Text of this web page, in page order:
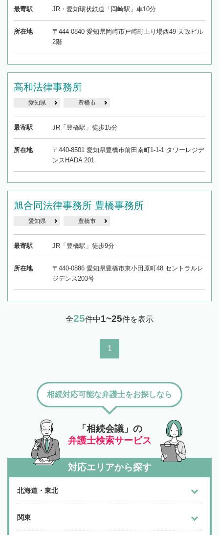
最寄駅 JR・愛知環状鉄道「岡崎駅」車10分
所在地
〒444-0840 愛知県岡崎市戸崎町上り場西49 天政ビル
2階
高和法律事務所
愛知県 豊橋市
最寄駅 JR「豊橋駅」徒歩15分
所在地
〒440-8501 愛知県豊橋市前田南町1-1-1 タワーレジデ
ンスHADA 201
旭合同法律事務所 豊橋事務所
愛知県 豊橋市
最寄駅 JR「豊橋駅」徒歩9分
所在地
〒440-0886 愛知県豊橋市東小田原町48 セントラルレ
ジデンス203号
全25件中1~25件を表示
1
「相続会議」の
弁護士検索サービス
相続対応可能な弁護士をお探しなら
対応エリアから探す
北海道・東北
関東